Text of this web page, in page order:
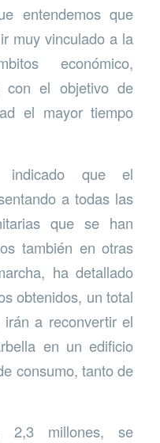
entendemos que
muy vinculado a la
económico,
con el objetivo de
el mayor tiempo
que el
a todas las
que se han
también en otras
ha detallado
obtenidos, un total
a reconvertir el
en un edificio
consumo, tanto de
2,3 millones, se